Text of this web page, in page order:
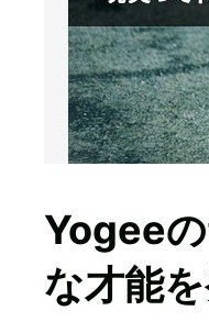
Yogee
な才能